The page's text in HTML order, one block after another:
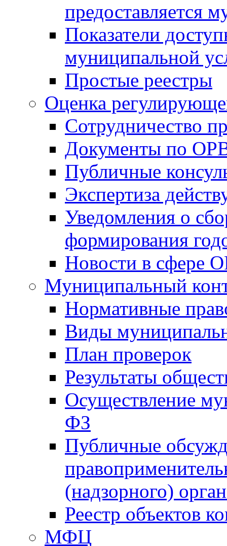
предоставляется
Показатели
муниципальной
Простые реестры
Оценка
Сотрудничество
Документы по
Публичные
Экспертиза
Уведомления о
формирования
Новости в сфере
Муниципальный
Нормативные
Виды
План проверок
Результаты
Осуществление
ФЗ
Публичные
(надзорного)
Реестр объектов
МФЦ